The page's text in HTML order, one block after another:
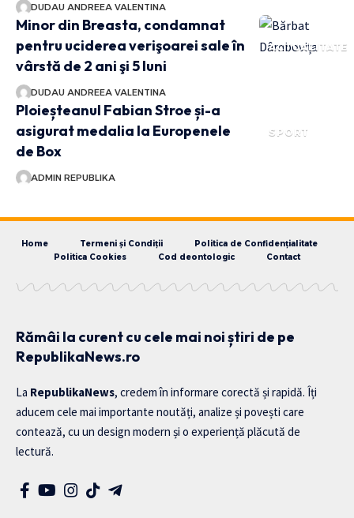
DUDAU ANDREEA VALENTINA
ACTUALITATE
Minor din Breasta, condamnat
pentru uciderea verişoarei sale în
vârstă de 2 ani şi 5 luni
DUDAU ANDREEA VALENTINA
SPORT
Ploieșteanul Fabian Stroe și-a
asigurat medalia la Europenele
de Box
ADMIN REPUBLIKA
Home Termeni și Condiții
Politica de Confidențialitate
Politica Cookies
Cod deontologic Contact
Rămâi la curent cu cele mai noi știri de pe
RepublikaNews.ro
La RepublikaNews, credem în informare corectă și rapidă. Îți
aducem cele mai importante noutăți, analize și povești care
contează, cu un design modern și o experiență plăcută de
lectură.